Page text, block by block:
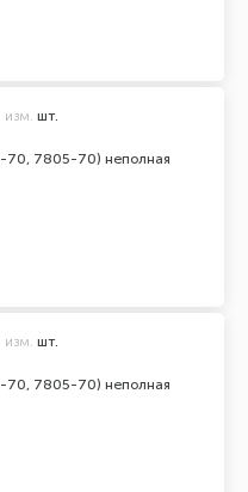
7805-70) неполная
изм. шт.
7805-70) неполная
изм. шт.